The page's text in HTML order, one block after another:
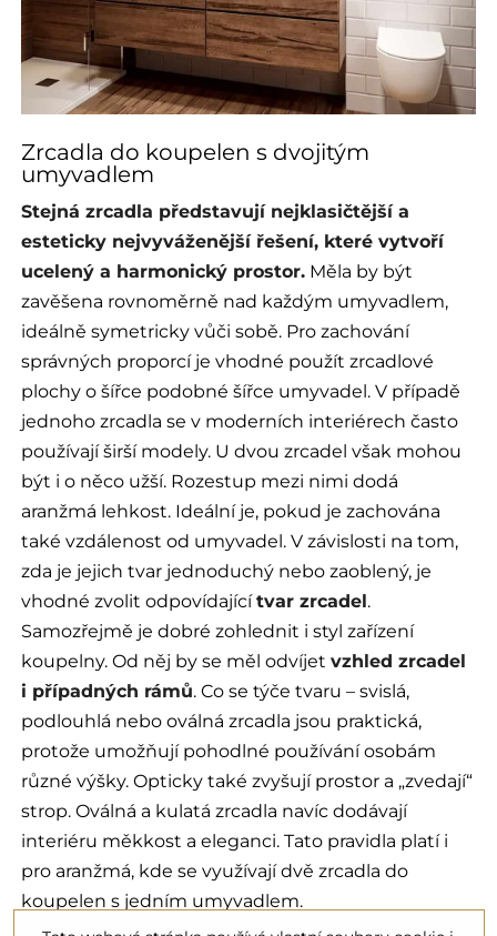
Zrcadla do koupelen s dvojitým
umyvadlem
Stejná zrcadla představují nejklasičtější a
esteticky nejvyváženější řešení, které vytvoří
ucelený a harmonický prostor. Měla by být
zavěšena rovnoměrně nad každým umyvadlem,
ideálně symetricky vůči sobě. Pro zachování
správných proporcí je vhodné použít zrcadlové
plochy o šířce podobné šířce umyvadel. V případě
jednoho zrcadla se v moderních interiérech často
používají širší modely. U dvou zrcadel však mohou
být i o něco užší. Rozestup mezi nimi dodá
aranžmá lehkost. Ideální je, pokud je zachována
také vzdálenost od umyvadel. V závislosti na tom,
zda je jejich tvar jednoduchý nebo zaoblený, je
vhodné zvolit odpovídajícítvar zrcadel.
Samozřejmě je dobré zohlednit i styl zařízení
koupelny. Od něj by se měl odvíjetvzhled zrcadel
i případných rámů. Co se týče tvaru – svislá,
podlouhlá nebo oválná zrcadla jsou praktická,
protože umožňují pohodlné používání osobám
různé výšky. Opticky také zvyšují prostor a „zvedají“
strop. Oválná a kulatá zrcadla navíc dodávají
interiéru měkkost a eleganci. Tato pravidla platí i
pro aranžmá, kde se využívají dvě zrcadla do
koupelen s jedním umyvadlem.